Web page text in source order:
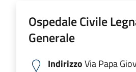
Ospedale Civile
Generale
IndirizzoVia Papa